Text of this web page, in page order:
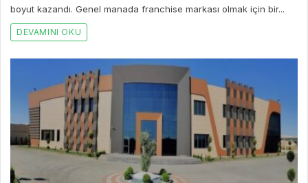
boyut kazandı. Genel manada franchise markası olmak için bir...
DEVAMINI OKU